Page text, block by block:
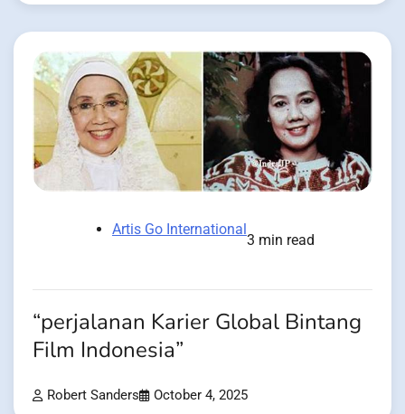
Artis Go International
3 min read
“perjalanan Karier Global Bintang
Film Indonesia”
Robert Sanders October 4, 2025